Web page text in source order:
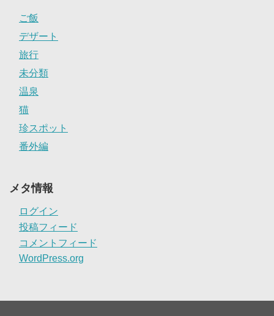
ご飯
デザート
旅行
未分類
温泉
猫
珍スポット
番外編
メタ情報
ログイン
投稿フィード
コメントフィード
WordPress.org